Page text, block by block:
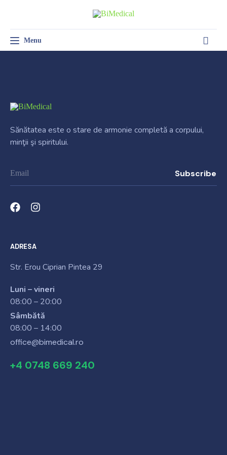
Toggle navigation
Menu
Sănătatea este o stare de armonie completă a corpului,
minţii şi spiritului.
ADRESA
Str. Erou Ciprian Pintea 29
Luni – vineri
08:00 – 20:00
Sâmbătă
08:00 – 14:00
office@bimedical.ro
+4 0748 669 240